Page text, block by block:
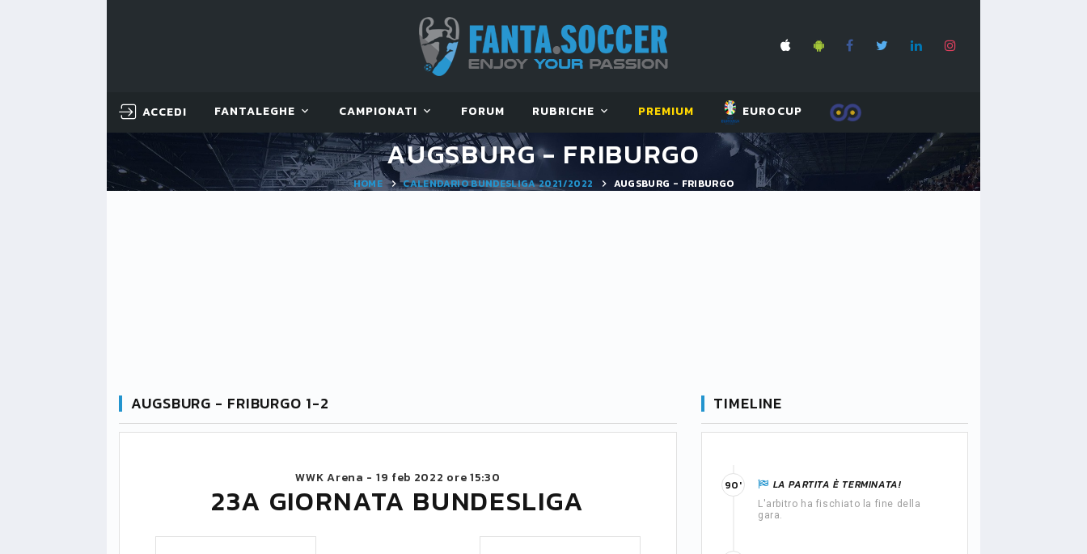
ACCEDI FANTALEGHE CAMPIONATI FORUM RUBRICHE PREMIUM EUROCUP
AUGSBURG - FRIBURGO
HOME CALENDARIO BUNDESLIGA 2021/2022 AUGSBURG - FRIBURGO
AUGSBURG - FRIBURGO 1-2
WWK Arena - 19 feb 2022 ore 15:30
23A GIORNATA BUNDESLIGA
TIMELINE
LA PARTITA È TERMINATA!
L'arbitro ha fischiato la fine della
gara.
90'